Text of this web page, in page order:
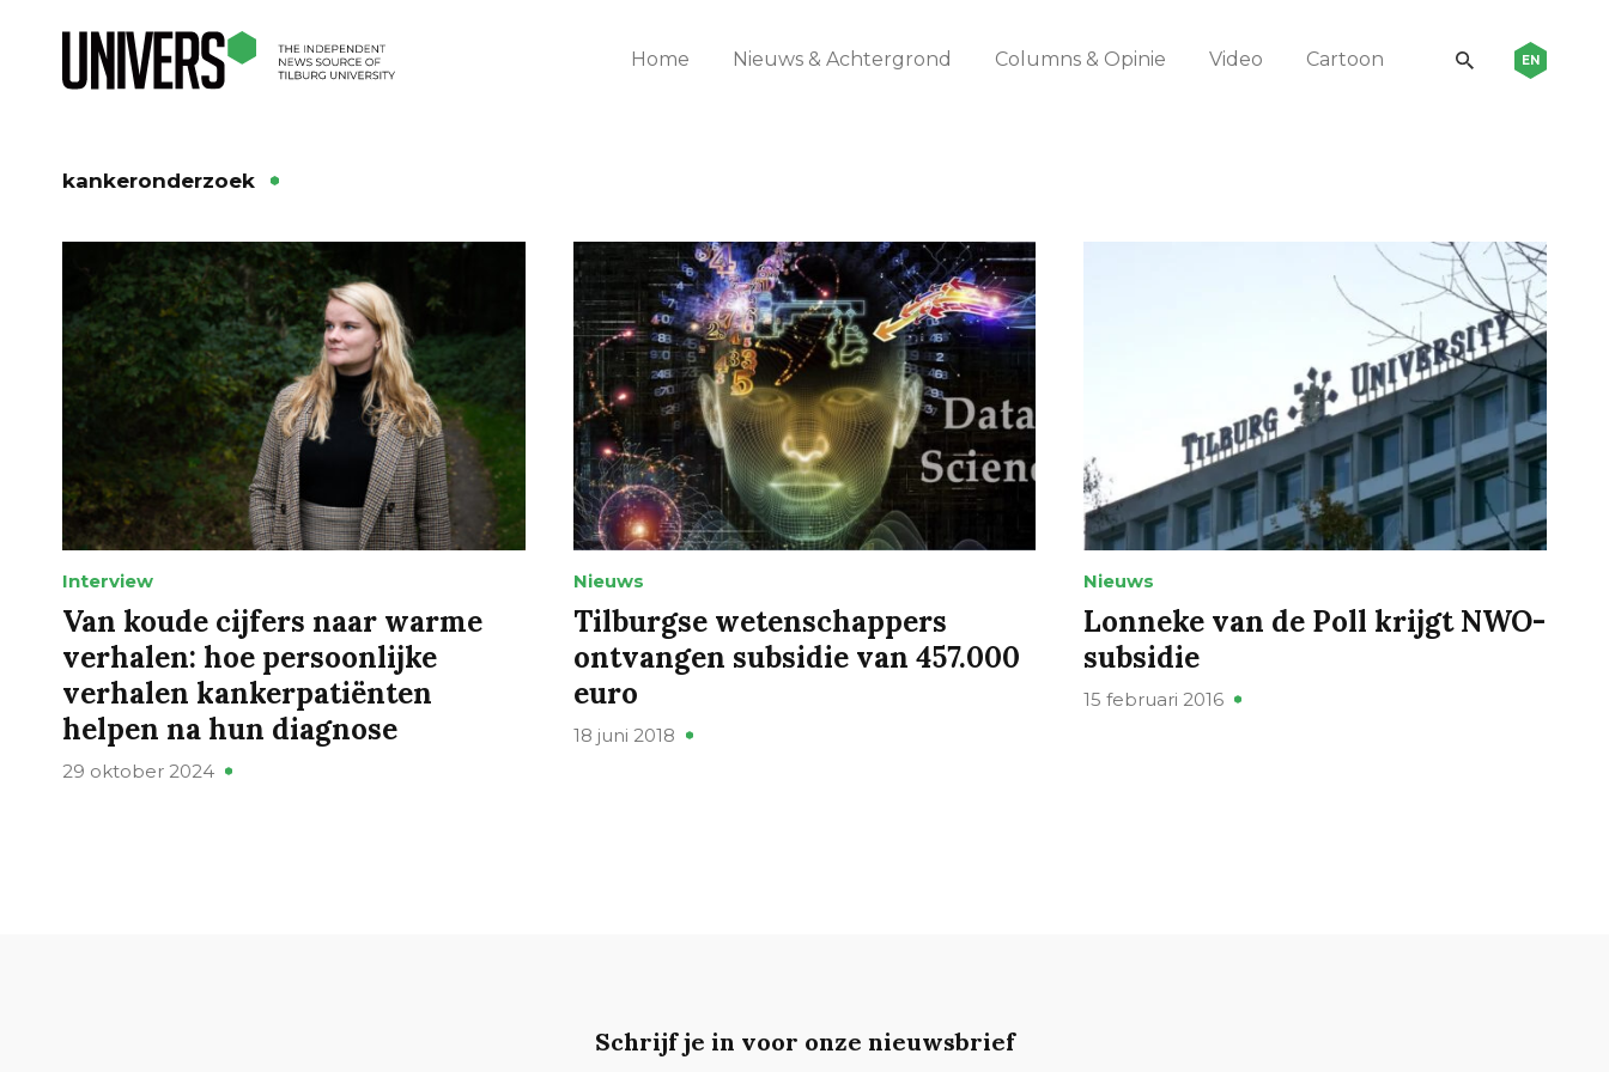
Home Nieuws & Achtergrond Columns & Opinie Video Cartoon EN
kankeronderzoek
Interview
Van koude cijfers naar warme
verhalen: hoe persoonlijke
verhalen kankerpatiënten
helpen na hun diagnose
29 oktober 2024
Nieuws
Tilburgse wetenschappers
ontvangen subsidie van 457.000
euro
18 juni 2018
Nieuws
Lonneke van de Poll krijgt NWO-
subsidie
15 februari 2016
Schrijf je in voor onze nieuwsbrief